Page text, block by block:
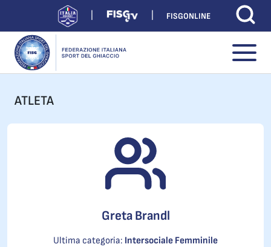
FISGONLINE
ATLETA
Greta Brandl
Ultima categoria: Intersociale Femminile